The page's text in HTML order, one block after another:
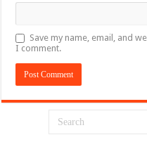
Save my name, email, and
I comment.